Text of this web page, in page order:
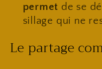
permet de se
sillage qui ne
​Le partage